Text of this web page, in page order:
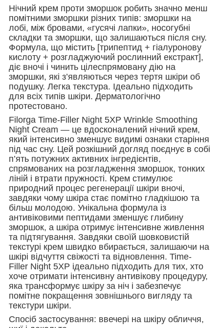
Нічний крем проти зморшок робить значно менш
помітними зморшки різних типів: зморшки на
лобі, між бровами, «гусячі лапки», носогубні
складки та зморшки, що залишаються після сну.
Формула, що містить [трипептид + гіалуронову
кислоту + розгладжуючий рослинний екстракт],
діє вночі і чинить цілеспрямовану дію на
зморшки, які з’являються через тертя шкіри об
подушку. Легка текстура. Ідеально підходить
для всіх типів шкіри. Дерматологічно
протестовано.
Filorga Time-Filler Night 5XP Wrinkle Smoothing
Night Cream — це вдосконалений нічний крем,
який інтенсивно зменшує видимі ознаки старіння
під час сну. Цей розкішний догляд поєднує в собі
п’ять потужних активних інгредієнтів,
спрямованих на розгладження зморшок, тонких
ліній і втрати пружності. Крем стимулює
природний процес регенерації шкіри вночі,
завдяки чому шкіра стає помітно гладкішою та
більш молодою. Унікальна формула із
антивіковими пептидами зменшує глибину
зморшок, а шкіра отримує інтенсивне живлення
та підтягування. Завдяки своїй шовковистій
текстурі крем швидко вбирається, залишаючи на
шкірі відчуття свіжості та відновлення. Time-
Filler Night 5XP ідеально підходить для тих, хто
хоче отримати інтенсивну антивікову процедуру,
яка трансформує шкіру за ніч і забезпечує
помітне покращення зовнішнього вигляду та
текстури шкіри.
Спосіб застосування: ввечері на шкіру обличчя,